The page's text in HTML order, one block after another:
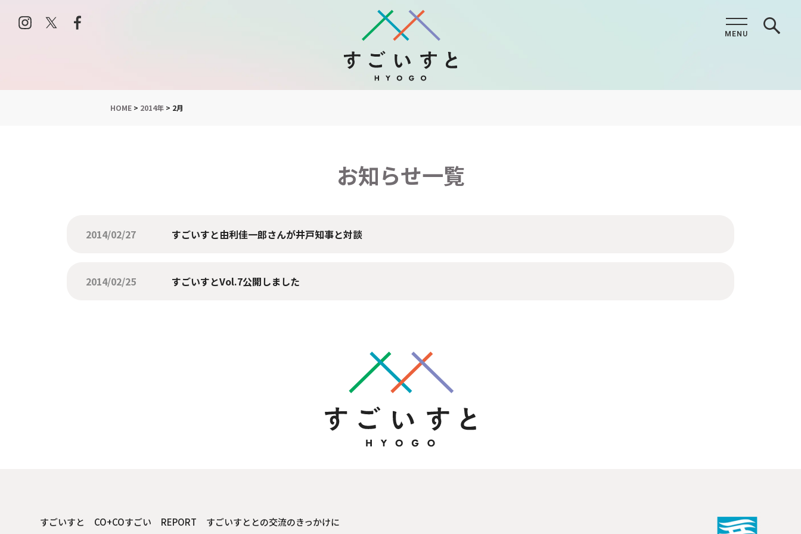
HOME> 2014年> 2月
お知らせ一覧
2014/02/27 すごいすと由利佳一郎さんが井戸知事と対談
2014/02/25 すごいすとVol.7公開しました
すごいすと CO+COすごい REPORT すごいすととの交流のきっかけに
MENU